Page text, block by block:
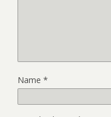
Name *